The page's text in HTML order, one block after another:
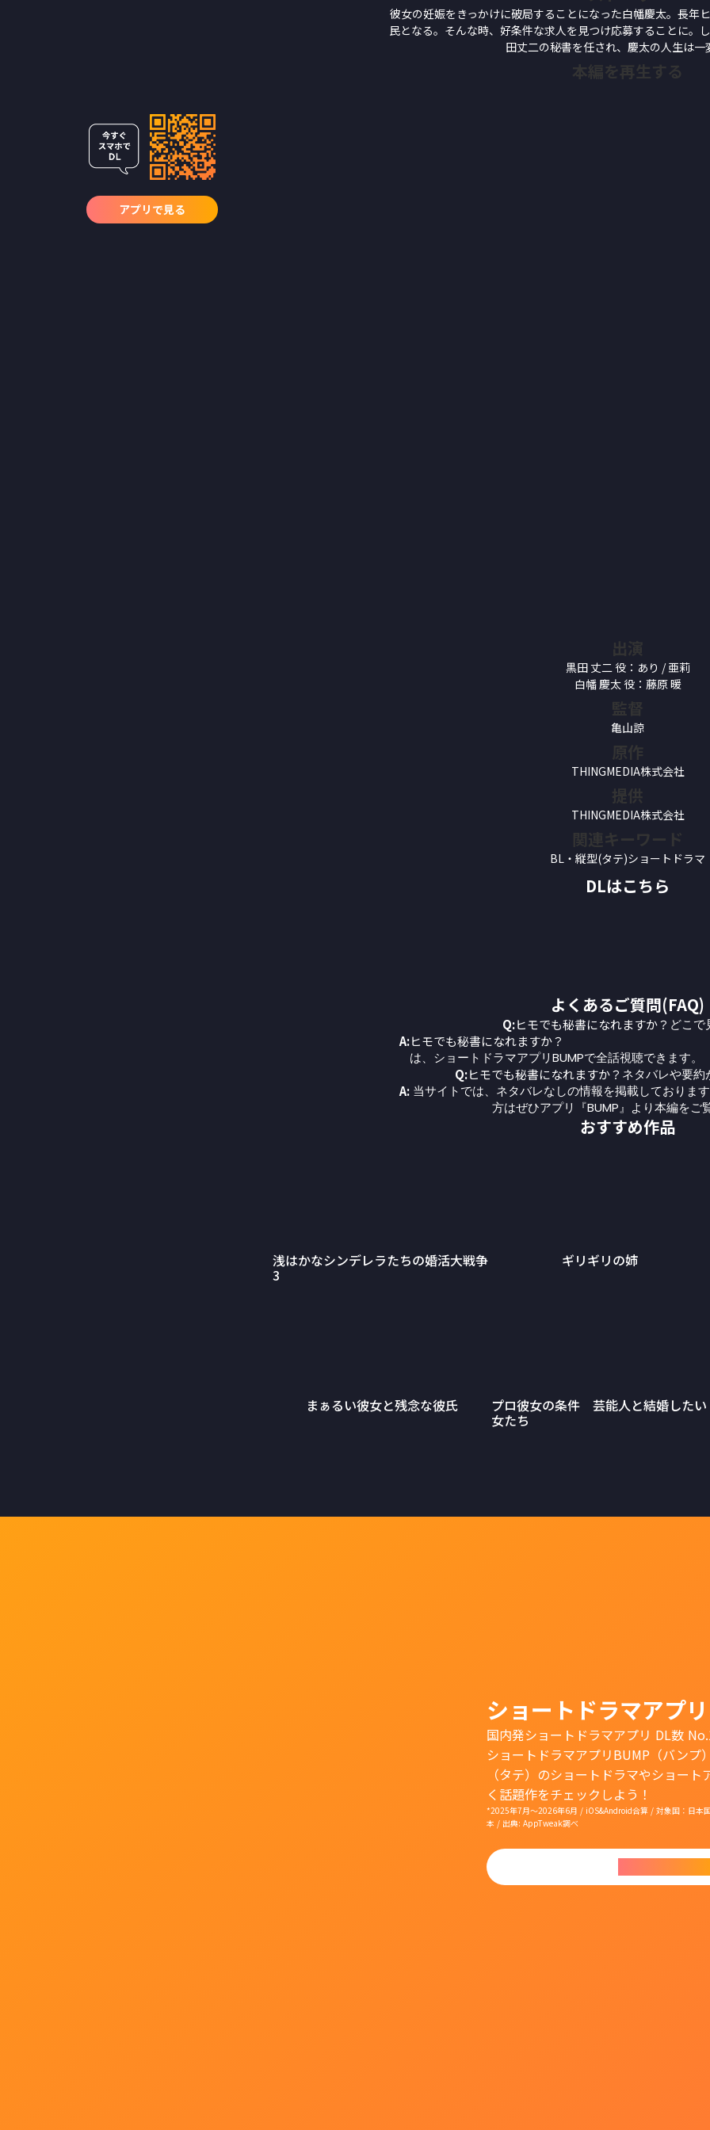
アプリで見る
彼女の妊娠をきっかけに破局することになった白幡慶太。長年
民となる。そんな時、好条件な求人を見つけ応募することに。
田丈二の秘書を任され、慶太の人生は一
本編を再生する
出演
黒田 丈二 役：あり / 亜莉
白幡 慶太 役：藤原 暖
監督
亀山諒
原作
THINGMEDIA株式会社
提供
THINGMEDIA株式会社
関連キーワード
BL・縦型(タテ)ショートドラマ
DLはこちら
よくあるご質問(FAQ)
Q:ヒモでも秘書になれますか？ どこで
A:ヒモでも秘書になれますか？
は、ショートドラマアプリBUMPで全話視聴できます。
Q:ヒモでも秘書になれますか？ ネタバレや要
A: 当サイトでは、ネタバレなしの情報を掲載しておりま
方はぜひアプリ『BUMP』より本編をご
おすすめ作品
浅はかなシンデレラたちの婚活大戦争
3
ギリギリの姉
まぁるい彼女と残念な彼氏 プロ彼女の条件 芸能人と結婚したい
女たち
ショートドラマアプ
国内発ショートドラマアプリ DL数
ショートドラマアプリBUMP（バンプ
（タテ）のショートドラマやショー
く話題作をチェックしよう！
*2025年7月〜2026年6月 / iOS&Android合算 / 対象国：日本
本 / 出典: AppTweak調べ